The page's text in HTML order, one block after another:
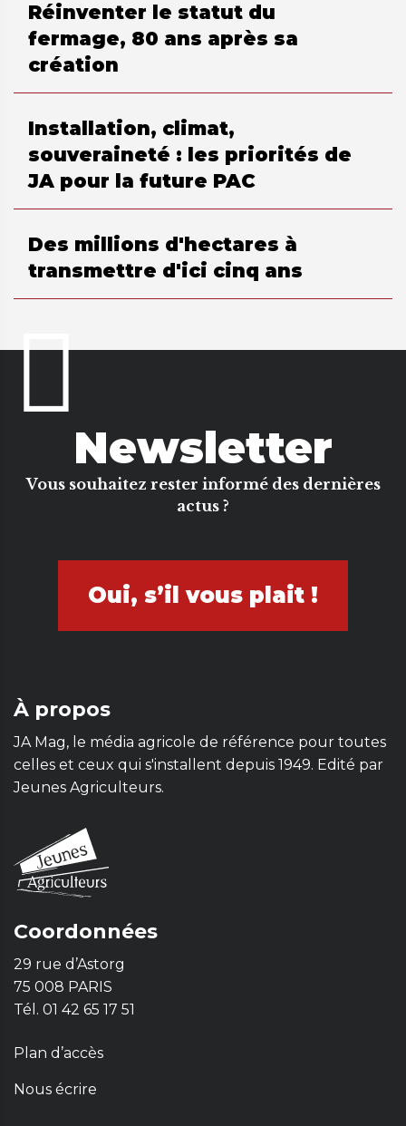
Réinventer le statut du
fermage, 80 ans après sa
création
Installation, climat,
souveraineté : les priorités de
JA pour la future PAC
Des millions d'hectares à
transmettre d'ici cinq ans
Newsletter
Vous souhaitez rester informé des dernières
actus ?
Oui, s’il vous plait !
À propos
JA Mag, le média agricole de référence pour toutes
celles et ceux qui s'installent depuis 1949. Edité par
Jeunes Agriculteurs.
Coordonnées
29 rue d’Astorg
75 008 PARIS
Tél. 01 42 65 17 51
Plan d’accès
Nous écrire